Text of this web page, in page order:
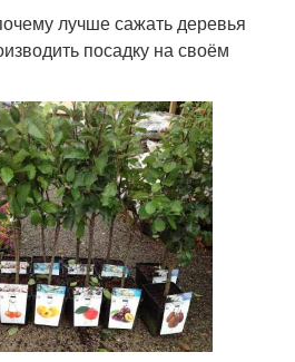
лучше сажать деревья
посадку на своём